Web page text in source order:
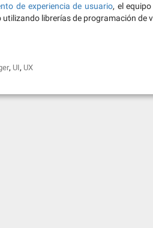
de experiencia de usuario, el
librerías de programación de
, UI, UX